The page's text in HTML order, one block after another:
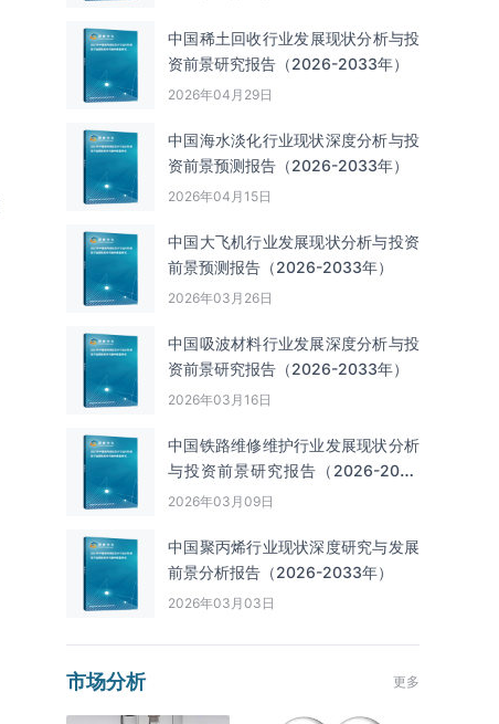
中国‌‌稀土回收‌‌行业发展现状分析与投
资前景研究报告（2026-2033年）
2026年04月29日
中国海水淡化行业现状深度分析与投
资前景预测报告（2026-2033年）
2026年04月15日
中国大飞机行业发展现状分析与投资
前景预测报告（2026-2033年）
2026年03月26日
中国吸波材料行业发展深度分析与投
资前景研究报告（2026-2033年）
2026年03月16日
中国铁路维修维护行业发展现状分析
与投资前景研究报告（2026-2033
年）
2026年03月09日
中国聚丙烯行业现状深度研究与发展
前景分析报告（2026-2033年）
2026年03月03日
市场分析 更多